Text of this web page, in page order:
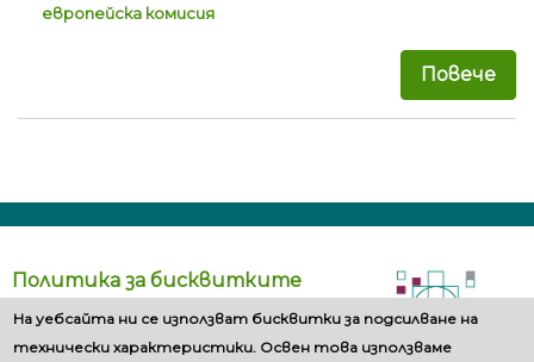
европейска комисия
Повече
Политика за бисквитките
На уебсайта ни се използват бисквитки за подсилване на
технически характеристики. Освен това използваме